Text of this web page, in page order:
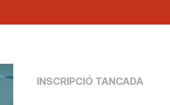
INSCRIPCIÓ TANCADA